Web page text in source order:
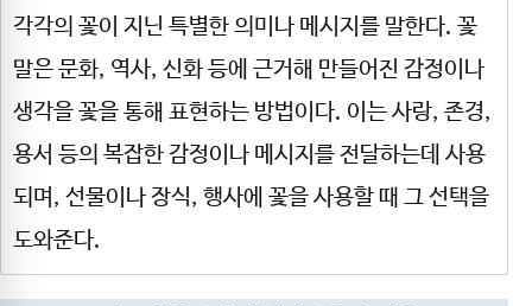
각각의 꽃이 지닌 특별한 의미나 메시지를 말한다. 꽃
말은 문화, 역사, 신화 등에 근거해 만들어진 감정이나
생각을 꽃을 통해 표현하는 방법이다. 이는 사랑, 존경,
용서 등의 복잡한 감정이나 메시지를 전달하는데 사용
되며, 선물이나 장식, 행사에 꽃을 사용할 때 그 선택을
도와준다.